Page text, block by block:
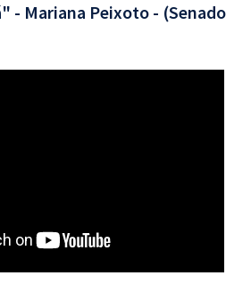
- Mariana Peixoto - (Senado